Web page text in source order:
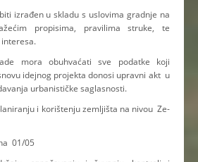
izrađen u skladu s uslovima gradnje na
propisima, pravilima struke, te
mora obuhvaćati sve podatke koji
idejnog projekta donosi upravni akt u
urbanističke saglasnosti.
i korištenju zemljišta na nivou Ze-
01/05